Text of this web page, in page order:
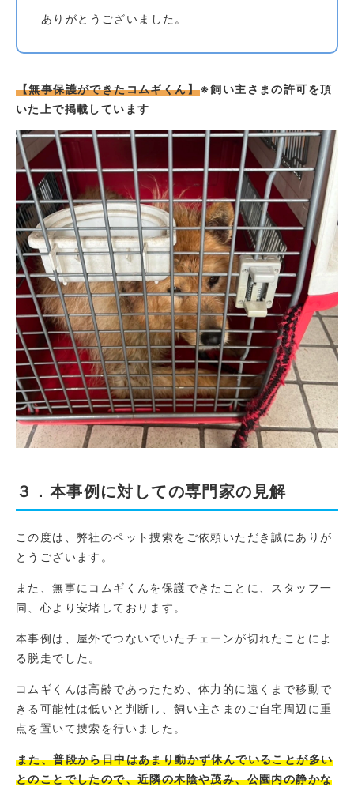
ありがとうございました。
【無事保護ができたコムギくん】※飼い主さまの許可を頂
いた上で掲載しています
３．本事例に対しての専門家の見解
この度は、弊社のペット捜索をご依頼いただき誠にありが
とうございます。
また、無事にコムギくんを保護できたことに、スタッフ一
同、心より安堵しております。
本事例は、屋外でつないでいたチェーンが切れたことによ
る脱走でした。
コムギくんは高齢であったため、体力的に遠くまで移動で
きる可能性は低いと判断し、飼い主さまのご自宅周辺に重
点を置いて捜索を行いました。
また、普段から日中はあまり動かず休んでいることが多い
とのことでしたので、近隣の木陰や茂み、公園内の静かな